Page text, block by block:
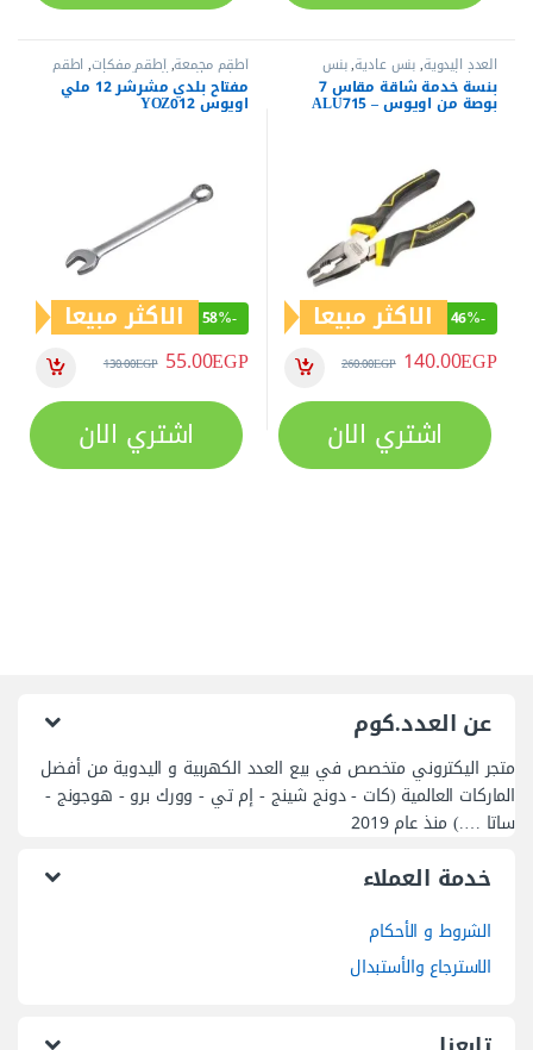
العدد اليدوية,بنس عادية,بنس
وقصافات بنسة خدمة شاقة مقاس 7
بوصة من اويوس – ALU715
-
46% الاكثر مبيعا
140.00EGP
260.00EGP
اشتري الان
أطقم مجمعة,أطقم مفكات, اطقم
مفاتيح العدد اليدوية, مفاتيح عدة ,
مفاتيح عدة بلدي,مفاتيح عدة مشرشر
مفتاح بلدي مشرشر 12 ملي
اويوس YOZ012
-
58% الاكثر مبيعا
55.00EGP
130.00EGP
اشتري الان
عن العدد.كوم
متجر اليكتروني متخصص في بيع العدد الكهربية و اليدوية من أفضل
الماركات العالمية (كات - دونج شينج - إم تي - وورك برو - هوجونج -
ساتا ….) منذ عام 2019
خدمة العملاء
الشروط و الأحكام
الاسترجاع والأستبدال